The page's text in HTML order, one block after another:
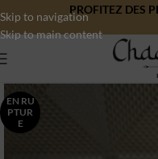
Skip to navigation
Skip to main content
PROFITEZ DES
EN RU
PTUR
E